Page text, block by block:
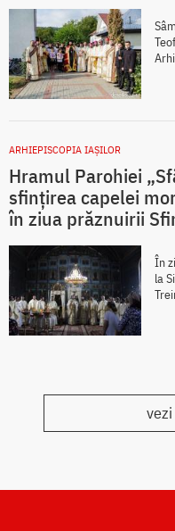
ARHIEPISCOPIA IAŞILOR
Hramul Parohiei
sfințirea capelei
în ziua prăznuirii
În
la